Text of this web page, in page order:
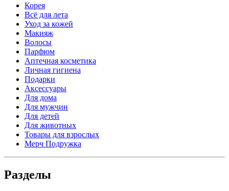
Корея
Всё для лета
Уход за кожей
Макияж
Волосы
Парфюм
Аптечная косметика
Личная гигиена
Подарки
Аксессуары
Для дома
Для мужчин
Для детей
Для животных
Товары для взрослых
Мерч Подружка
Разделы